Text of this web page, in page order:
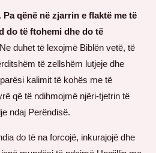
Pa qënë në zjarrin e flaktë me të
do të ftohemi dhe do të
Ne duhet të lexojmë Biblën vetë, të
të zellshëm lutjeje dhe
kalimit të kohës me të
që të ndihmojmë njëri-tjetrin të
ndaj Perëndisë.
do të na forcojë, inkurajojë dhe